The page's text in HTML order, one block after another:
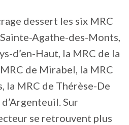
dessert les six MRC
Agathe-des-Monts,
d’en-Haut, la MRC de la
de Mirabel, la MRC
la MRC de Thérèse-De
Sur
se retrouvent plus